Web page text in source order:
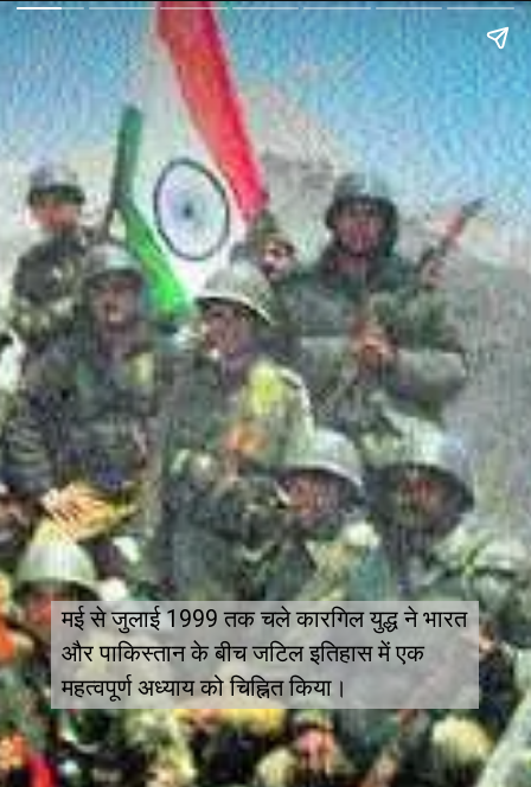
मई से जुलाई 1999 तक चले कारगिल युद्ध ने भारत
और पाकिस्तान के बीच जटिल इतिहास में एक
महत्वपूर्ण अध्याय को चिह्नित किया।